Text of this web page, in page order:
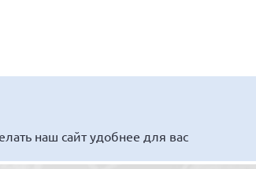
наш сайт удобнее для вас